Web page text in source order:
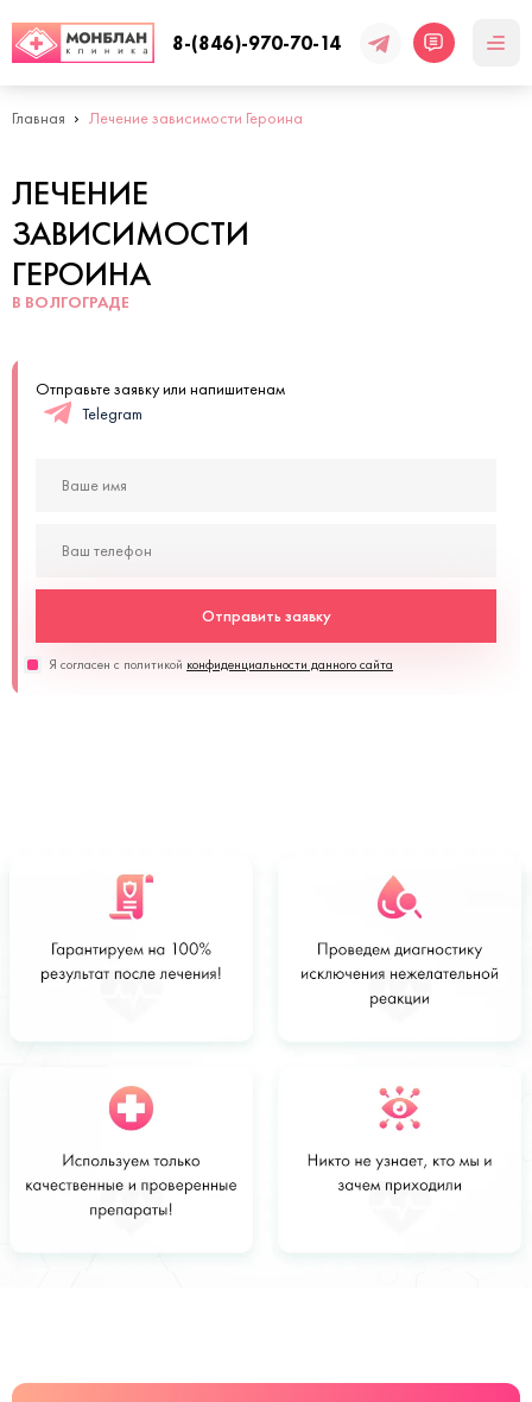
8-(846)-970-70-14
Главная Лечение зависимости Героина
ЛЕЧЕНИЕ
ЗАВИСИМОСТИ
ГЕРОИНА
В ВОЛГОГРАДЕ
Отправьте заявку или напишитенам
Telegram
Отправить заявку
Я согласен с политикой конфиденциальности данного сайта
Стоимость
от 28 000
Заказать